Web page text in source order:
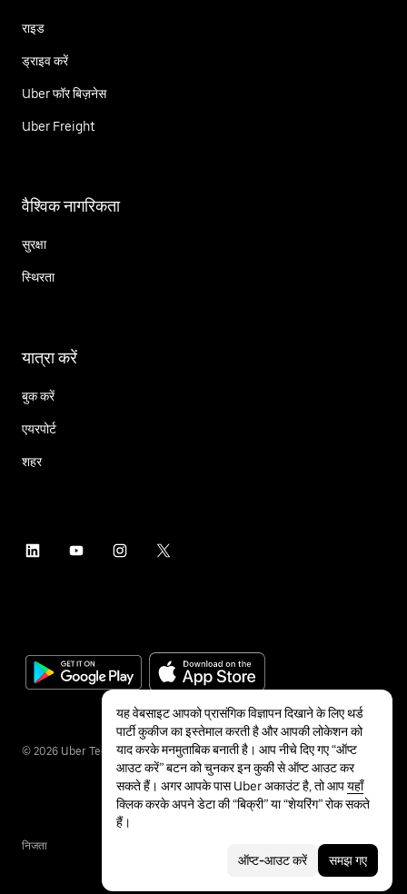
राइड
ड्राइव करें
Uber फॉर बिज़नेस
Uber Freight
वैश्विक नागरिकता
सुरक्षा
स्थिरता
यात्रा करें
बुक करें
एयरपोर्ट
शहर
© 2026 Uber Technologies Inc.
निजता
यह वेबसाइट आपको प्रासंगिक विज्ञापन दिखाने के लिए थर्ड
पार्टी कुकीज का इस्तेमाल करती है और आपकी लोकेशन को
याद करके मनमुताबिक बनाती है। आप नीचे दिए गए “ऑप्ट
आउट करें” बटन को चुनकर इन कुकी से ऑप्ट आउट कर
सकते हैं। अगर आपके पास Uber अकाउंट है, तो आपयहाँ
क्लिक करके अपने डेटा की “बिक्री” या “शेयरिंग” रोक सकते
हैं।
ऑप्ट-आउट करें समझ गए